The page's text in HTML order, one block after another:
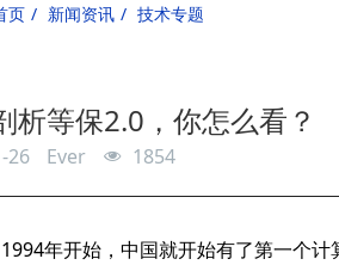
页 新闻资讯 技术专题
析等保2.0，你怎么看？
26 Ever 1854
年开始，中国就开始有了第一个